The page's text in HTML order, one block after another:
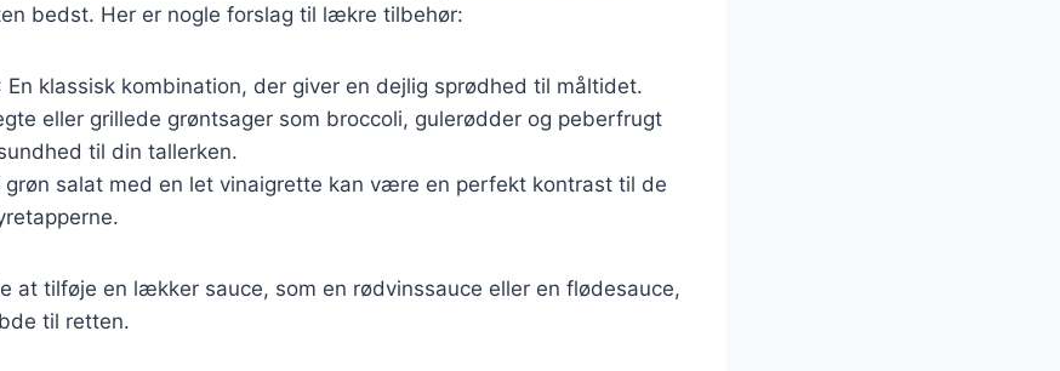
bedst. Her er nogle forslag til lækre tilbehør:
En klassisk kombination, der giver en dejlig sprødhed til måltidet.
eller grillede grøntsager som broccoli, gulerødder og peberfrugt
til din tallerken.
grøn salat med en let vinaigrette kan være en perfekt kontrast til de
at tilføje en lækker sauce, som en rødvinssauce eller en flødesauce,
til retten.